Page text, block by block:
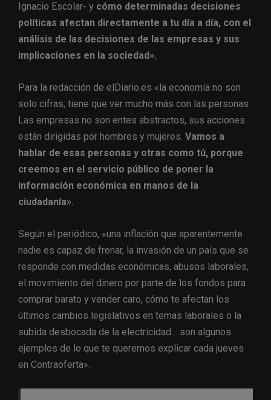
Ignacio Escolar- y cómo determinadas decisiones
políticas afectan directamente a tu día a día, con el
análisis de las decisiones de las empresas y sus
implicaciones en la sociedad».
Para la redacción de elDiario.es «la economía no son
solo cifras, tiene que ver mucho más con las personas.
Las empresas no son entes abstractos, sus acciones
están dirigidas por hombres y mujeres. Vamos a
hablar de esas personas y otras como tú, porque
creemos en el servicio público de poner la
información económica en manos de la
ciudadanía».
Según el periódico, «una inflación que aparentemente
nadie es capaz de frenar, la invasión de un país que se
responde con medidas económicas, abusos laborales,
el movimiento del dinero por parte de los fondos para
comprar barato y vender caro, cómo te afectan los
últimos cambios legislativos en temas laborales o la
subida desbocada de la electricidad… son algunos
ejemplos de lo que te queremos explicar cada jueves
en Contraoferta».